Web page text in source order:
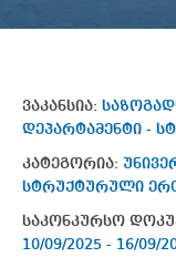
ვაკანსია:
დეპარტამენტი -
კატეგორია:
სტრუქტურული
საკონკურსო
10/09/2025 - 16/09/